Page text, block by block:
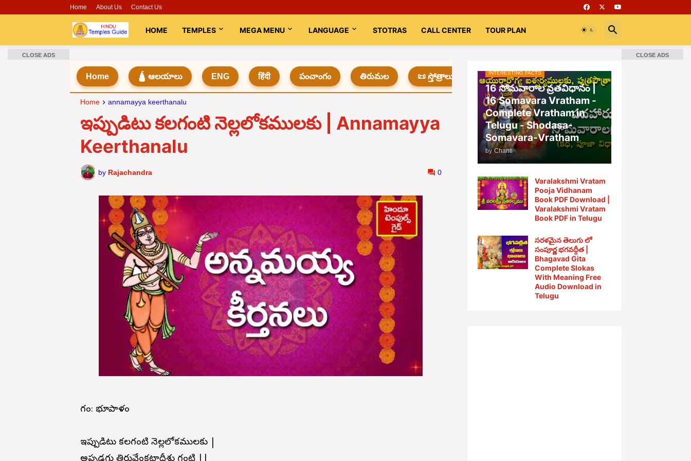
Home About Us Contact Us
HOME TEMPLES MEGA MENU LANGUAGE STOTRAS CALL CENTER TOUR PLAN
Home 🛕 ఆలయాలు ENG हिंदी పంచాంగం తిరుమల 📜 స్తోత్రాలు 📚 Books Rooms భగవద్గీత
Home annamayya keerthanalu
ఇప్పుడిటు కలగంటి నెల్లలోకములకు | Annamayya
Keerthanalu
by Rajachandra 0
రాగం: భూపాళం
ఇప్పుడిటు కలగంటి నెల్లలోకములకు |
INTERESTING FACTS
16 సోమవారాల వ్రతవిధానం |
16 Somavara Vratham -
Complete Vratham in
Telugu - Shodasa-
Somavara-Vratham
by Chanti
Varalakshmi Vratam
Pooja Vidhanam
Book PDF Download |
Varalakshmi Vratam
Book PDF in Telugu
సరళమైన తెలుగు లో
సంపూర్ణ భగవద్గీత |
Bhagavad Gita
Complete Slokas
With Meaning Free
Audio Download in
Telugu
CLOSE ADS CLOSE ADS